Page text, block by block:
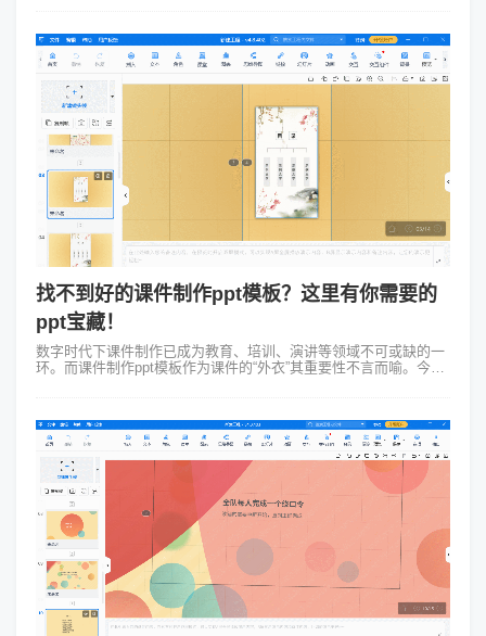
找不到好的课件制作ppt模板？这里有你需要的
ppt宝藏！
数字时代下课件制作已成为教育、培训、演讲等领域不可或缺的一
环。而课件制作ppt模板作为课件的“外衣”其重要性不言而喻。今天